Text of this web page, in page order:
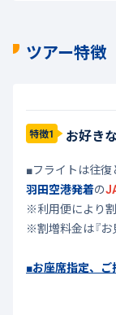
ツアー特徴
特徴1 お好き
■フライトは往
羽田空港発着の
※利用便により
※割増料金は『お
■お座席指定、